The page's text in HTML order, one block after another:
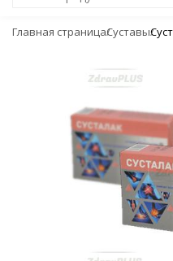
Главная страницаСуставы